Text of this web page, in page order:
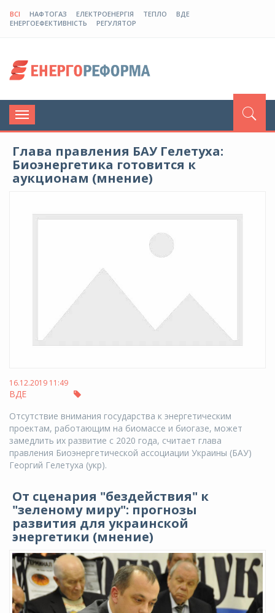
ВСІ НАФТОГАЗ ЕЛЕКТРОЕНЕРГІЯ ТЕПЛО
ВДЕ
ЕНЕРГОЕФЕКТИВНІСТЬ
РЕГУЛЯТОР
Toggle
navigation
Глава правления БАУ Гелетуха:
Биоэнергетика готовится к
аукционам (мнение)
16.12.2019 11:49
ВДЕ
Отсутствие внимания государства к энергетическим
проектам, работающим на биомассе и биогазе, может
замедлить их развитие с 2020 года, считает глава
правления Биоэнергетической ассоциации Украины (БАУ)
Георгий Гелетуха (укр).
От сценария "бездействия" к
"зеленому миру": прогнозы
развития для украинской
энергетики (мнение)